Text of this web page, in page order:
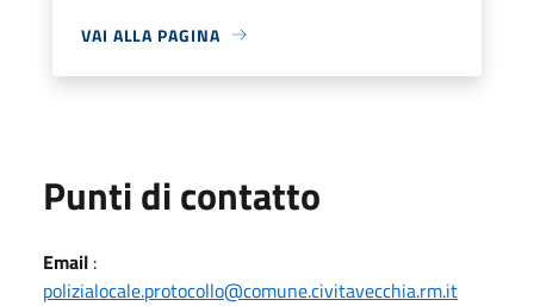
VAI ALLA PAGINA
Punti di contatto
Email :
polizialocale.protocollo@comune.civitavecchia.rm.it